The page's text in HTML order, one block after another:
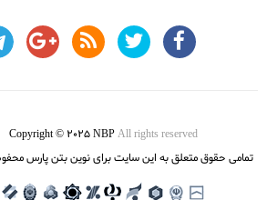
Copyright © 2025 NBPAll rights reserved
تمامی حقوق متعلق به این سایت برای نوین بتن پارس